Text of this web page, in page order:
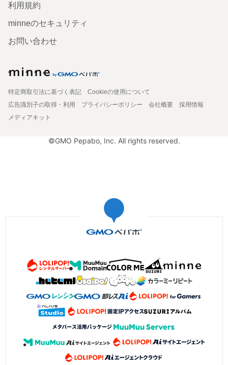
利用規約
minneのセキュリティ
お問い合わせ
特定商取引法に基づく表記
Cookieの使用について
広告識別子の取得・利用
プライバシーポリシー 会社概要
採用情報
メディアキット
©GMO Pepabo, Inc. All rights reserved.